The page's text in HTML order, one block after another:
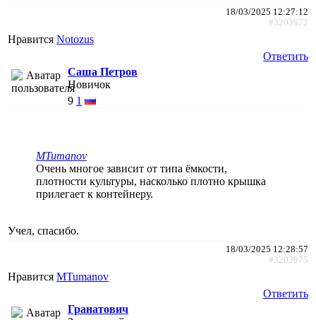
18/03/2025 12:27:12
#3203972
Нравится Notozus
Ответить
Саша Петров
Новичок
9 1
MTumanov
Очень многое зависит от типа ёмкости,
плотности культуры, насколько плотно крышка
прилегает к контейнеру.
Учел, спасибо.
18/03/2025 12:28:57
#3203975
Нравится MTumanov
Ответить
Гранатович